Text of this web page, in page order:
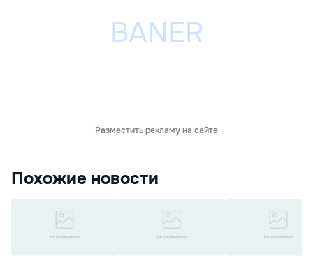
Разместить рекламу на сайте
Похожие новости